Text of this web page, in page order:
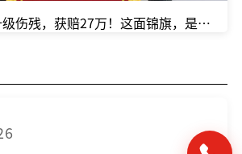
伤残，获赔27万！这面锦旗，是伤者重